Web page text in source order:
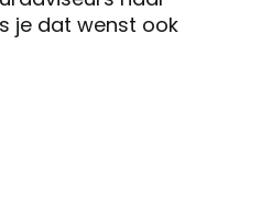
je dat wenst ook